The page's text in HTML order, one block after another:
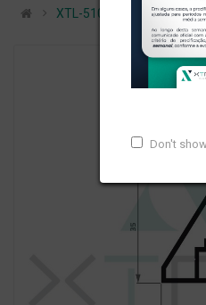
Don't
XTL-510 - (QUADRO DE